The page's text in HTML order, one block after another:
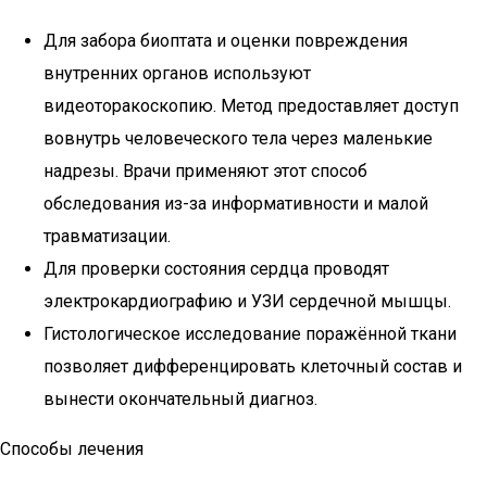
Для забора биоптата и оценки повреждения
внутренних органов используют
видеоторакоскопию. Метод предоставляет доступ
вовнутрь человеческого тела через маленькие
надрезы. Врачи применяют этот способ
обследования из-за информативности и малой
травматизации.
Для проверки состояния сердца проводят
электрокардиографию и УЗИ сердечной мышцы.
Гистологическое исследование поражённой ткани
позволяет дифференцировать клеточный состав и
вынести окончательный диагноз.
Способы лечения